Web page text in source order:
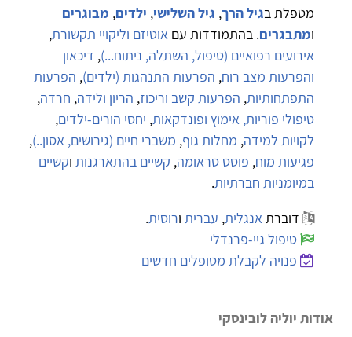
מטפלת בגיל הרך, גיל השלישי, ילדים, מבוגרים
ומתבגרים. בהתמודדות עם אוטיזם וליקויי תקשורת,
אירועים רפואיים (טיפול, השתלה, ניתוח...), דיכאון
והפרעות מצב רוח, הפרעות התנהגות (ילדים), הפרעות
התפתחותיות, הפרעות קשב וריכוז, הריון ולידה, חרדה,
טיפולי פוריות, אימוץ ופונדקאות, יחסי הורים-ילדים,
לקויות למידה, מחלות גוף, משברי חיים (גירושים, אסון..),
פגיעות מוח, פוסט טראומה, קשיים בהתארגנות וקשיים
במיומניות חברתיות.
דוברתאנגלית, עברית ורוסית.
טיפול גיי-פרנדלי
פנויה לקבלת מטופלים חדשים
אודות יוליה לובינסקי